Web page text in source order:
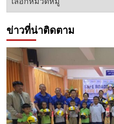
ข่าวที่น่าติดตาม